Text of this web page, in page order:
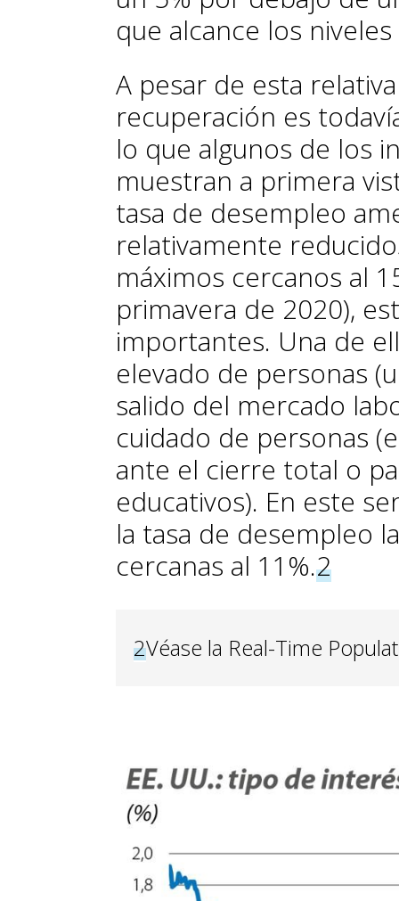
que alcance los
A pesar de esta
recuperación es
lo que al­­gunos de los
muestran a primera
tasa de desempleo
relativamente
máximos cercanos al
primavera de 2020),
importantes. Una de
elevado de personas
salido del mercado
cuidado de personas
ante el cierre total o
educativos). En este
la tasa de desempleo
cercanas al 11%.2
2Véase la Real-Time